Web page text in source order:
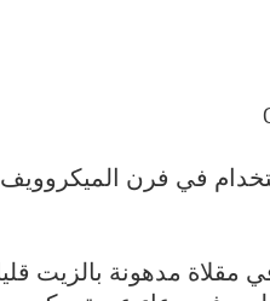
في فرن الميكروويف